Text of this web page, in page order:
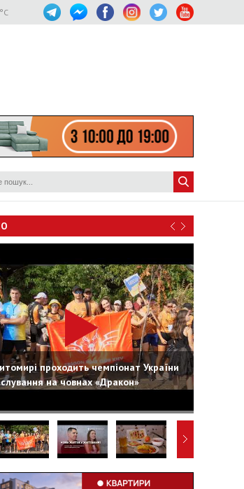
°C
проходить чемпіонат України
на човнах «Дракон»